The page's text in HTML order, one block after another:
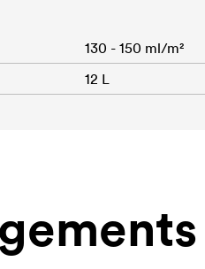
130 - 150 ml/m²
12 L